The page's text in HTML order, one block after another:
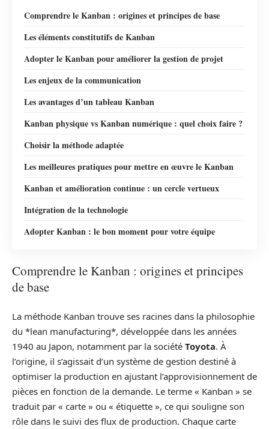
Comprendre le Kanban : origines et principes de base
Les éléments constitutifs de Kanban
Adopter le Kanban pour améliorer la gestion de projet
Les enjeux de la communication
Les avantages d’un tableau Kanban
Kanban physique vs Kanban numérique : quel choix faire ?
Choisir la méthode adaptée
Les meilleures pratiques pour mettre en œuvre le Kanban
Kanban et amélioration continue : un cercle vertueux
Intégration de la technologie
Adopter Kanban : le bon moment pour votre équipe
Comprendre le Kanban : origines et principes
de base
La méthode Kanban trouve ses racines dans la philosophie
du *lean manufacturing*, développée dans les années
1940 au Japon, notamment par la société Toyota. À
l’origine, il s’agissait d’un système de gestion destiné à
optimiser la production en ajustant l’approvisionnement de
pièces en fonction de la demande. Le terme « Kanban » se
traduit par « carte » ou « étiquette », ce qui souligne son
rôle dans le suivi des flux de production. Chaque carte